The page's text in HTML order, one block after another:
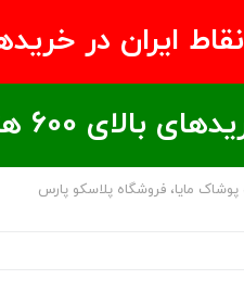
در خریدهای بالای ۵/
بیشتر = تخفیف بیشتر
پوشاک مایا، فروشگاه پلاسکو پارس